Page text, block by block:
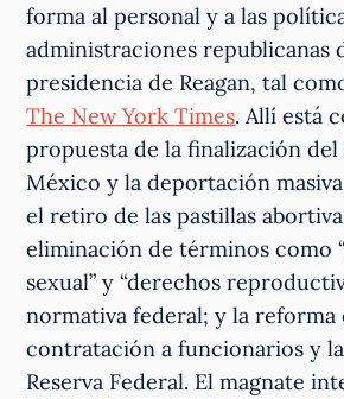
forma al personal y a las
administraciones republicanas
presidencia de Reagan, tal
The New York Times. Allí está
propuesta de la finalización
México y la deportación
el retiro de las pastillas
eliminación de términos como
sexual” y “derechos
normativa federal; y la reforma
contratación a funcionarios y
Reserva Federal. El magnate